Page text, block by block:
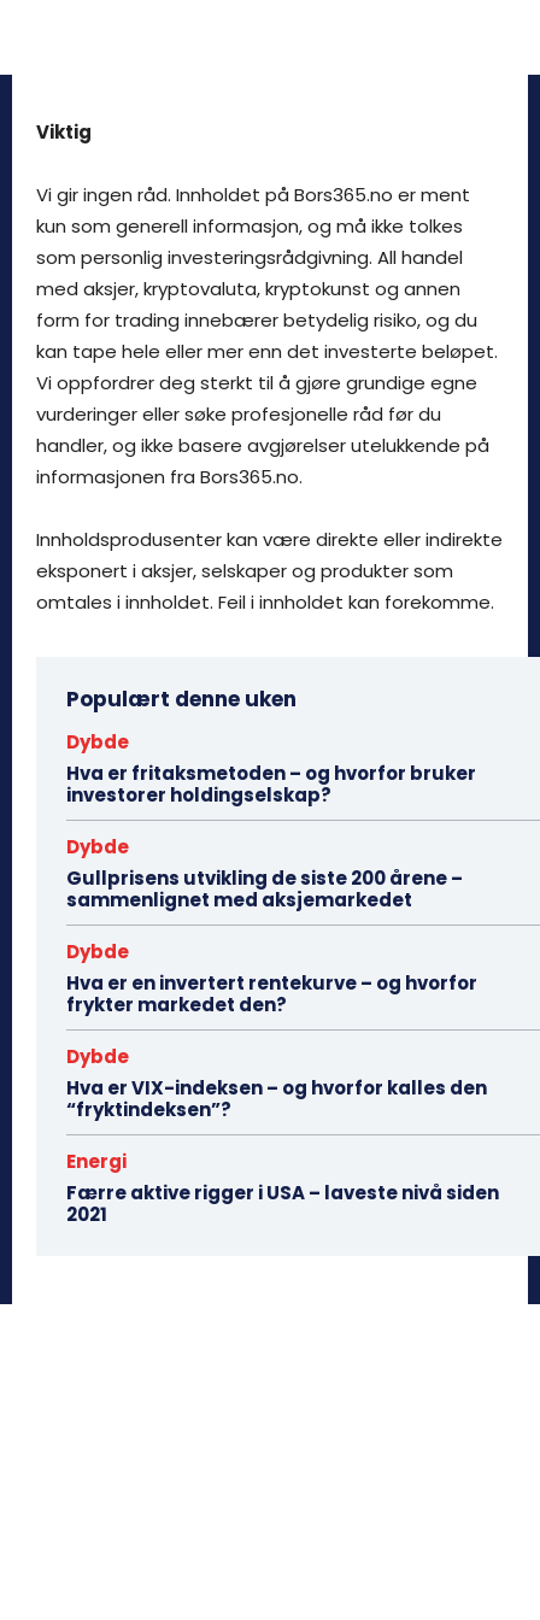
Viktig
Vi gir ingen råd. Innholdet på Bors365.no er ment
kun som generell informasjon, og må ikke tolkes
som personlig investeringsrådgivning. All handel
med aksjer, kryptovaluta, kryptokunst og annen
form for trading innebærer betydelig risiko, og du
kan tape hele eller mer enn det investerte beløpet.
Vi oppfordrer deg sterkt til å gjøre grundige egne
vurderinger eller søke profesjonelle råd før du
handler, og ikke basere avgjørelser utelukkende på
informasjonen fra Bors365.no.
Innholdsprodusenter kan være direkte eller indirekte
eksponert i aksjer, selskaper og produkter som
omtales i innholdet. Feil i innholdet kan forekomme.
Populært denne uken
Dybde
Hva er fritaksmetoden – og hvorfor bruker
investorer holdingselskap?
Dybde
Gullprisens utvikling de siste 200 årene –
sammenlignet med aksjemarkedet
Dybde
Hva er en invertert rentekurve – og hvorfor
frykter markedet den?
Dybde
Hva er VIX-indeksen – og hvorfor kalles den
“fryktindeksen”?
Energi
Færre aktive rigger i USA – laveste nivå siden
2021